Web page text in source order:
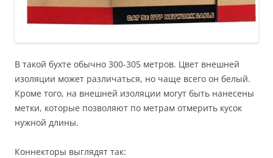
В такой бухте обычно 300-305 метров. Цвет внешней
изоляции может различаться, но чаще всего он белый.
Кроме того, на внешней изоляции могут быть нанесены
метки, которые позволяют по метрам отмерить кусок
нужной длины.
Коннекторы выглядят так: